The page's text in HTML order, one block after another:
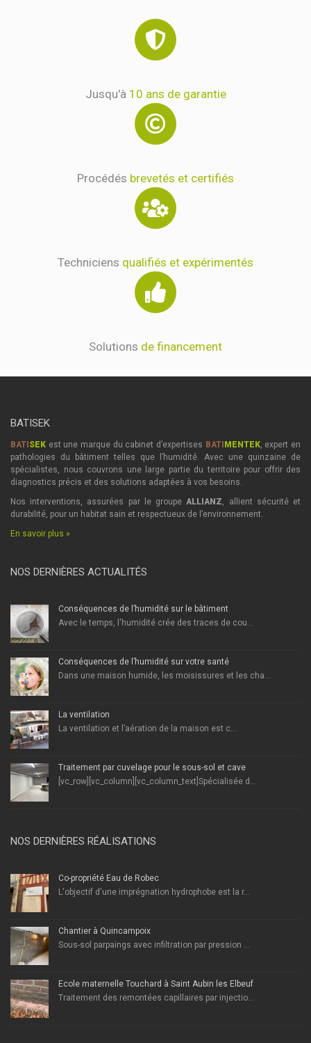
Jusqu'à 10 ans de garantie
Procédés brevetés et certifiés
Techniciens qualifiés et expérimentés
Solutions de financement
BATISEK
BATISEK est une marque du cabinet d’expertises BATIMENTEK, expert en
pathologies du bâtiment telles que l’humidité. Avec une quinzaine de
spécialistes, nous couvrons une large partie du territoire pour offrir des
diagnostics précis et des solutions adaptées à vos besoins.
Nos interventions, assurées par le groupe ALLIANZ , allient sécurité et
durabilité, pour un habitat sain et respectueux de l’environnement.
En savoir plus »
NOS DERNIÈRES ACTUALITÉS
Conséquences de l’humidité sur le bâtiment
Avec le temps, l'humidité crée des traces de cou...
Conséquences de l’humidité sur votre santé
Dans une maison humide, les moisissures et les cha...
La ventilation
La ventilation et l’aération de la maison est c...
Traitement par cuvelage pour le sous-sol et cave
[vc_row][vc_column][vc_column_text]Spécialisée d...
NOS DERNIÈRES RÉALISATIONS
Co-propriété Eau de Robec
L'objectif d'une imprégnation hydrophobe est la r...
Chantier à Quincampoix
Sous-sol parpaings avec infiltration par pression ...
École maternelle Touchard à Saint Aubin les Elbeuf
Traitement des remontées capillaires par injectio...